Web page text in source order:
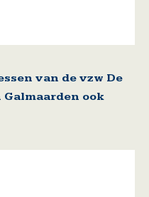
van de vzw De
ook